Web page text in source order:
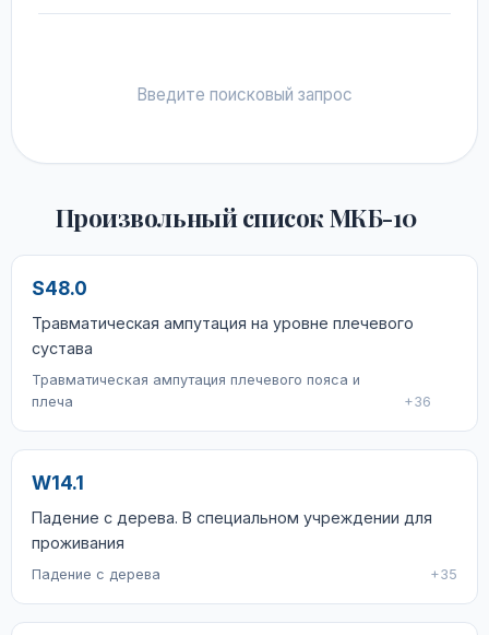
Введите поисковый запрос
Произвольный список МКБ-10
S48.0
Травматическая ампутация на уровне плечевого
сустава
Травматическая ампутация плечевого пояса и
плеча
+36
W14.1
Падение с дерева. В специальном учреждении для
проживания
Падение с дерева +35